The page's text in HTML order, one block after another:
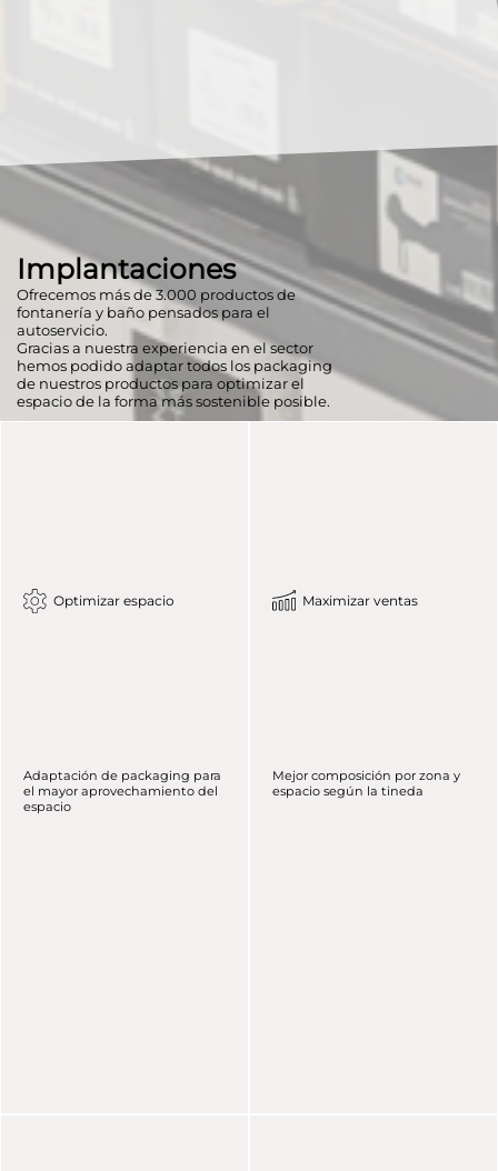
Implantaciones
Ofrecemos más de 3.000 productos de
fontanería y baño pensados para el
autoservicio.
Gracias a nuestra experiencia en el sector
hemos podido adaptar todos los packaging
de nuestros productos para optimizar el
espacio de la forma más sostenible posible.
Optimizar espacio
Adaptación de packaging para
el mayor aprovechamiento del
espacio
Maximizar ventas
Mejor composición por zona y
espacio según la tineda